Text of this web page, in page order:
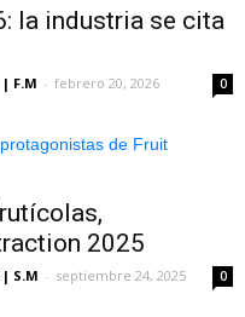
la industria se cita
F.M - febrero 20, 2026 0
2025
S.M - septiembre 24, 2025 0